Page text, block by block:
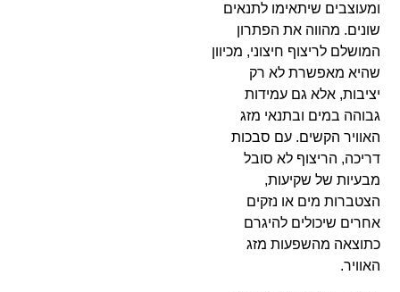
ומעוצבים שיתאימו לתנאים
שונים. מהווה את הפתרון
המושלם לריצוף חיצוני, מכיוון
שהיא מאפשרת לא רק
יציבות, אלא גם עמידות
גבוהה במים ובתנאי מזג
האוויר הקשים. עם סבכות
דריכה, הריצוף לא סובל
מבעיות של שקיעות,
הצטברות מים או נזקים
אחרים שיכולים להיגרם
כתוצאה מהשפעות מזג
האוויר.